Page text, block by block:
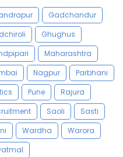
Gadchandur
Ghughus
Maharashtra
Nagpur
Parbhani
Pune
Rajura
Saoli
Sasti
Wardha
Warora